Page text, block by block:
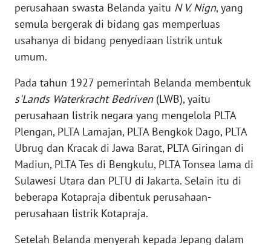
perusahaan swasta Belanda yaitu N V. Nign, yang
semula bergerak di bidang gas memperluas
usahanya di bidang penyediaan listrik untuk
umum.
Pada tahun 1927 pemerintah Belanda membentuk
s'Lands Waterkracht Bedriven(LWB), yaitu
perusahaan listrik negara yang mengelola PLTA
Plengan, PLTA Lamajan, PLTA Bengkok Dago, PLTA
Ubrug dan Kracak di Jawa Barat, PLTA Giringan di
Madiun, PLTA Tes di Bengkulu, PLTA Tonsea lama di
Sulawesi Utara dan PLTU di Jakarta. Selain itu di
beberapa Kotapraja dibentuk perusahaan-
perusahaan listrik Kotapraja.
Setelah Belanda menyerah kepada Jepang dalam
WN
SULBAR
WN
BABEL
WN
SUMBAR
WN
SUMSEL
WN